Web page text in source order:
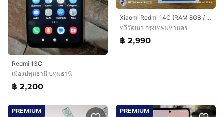
Redmi 13C
เมืองปทุมธานี ปทุมธานี
฿ 2,200
Xiaomi Redmi 14C (RAM 8GB / ROM 256GB)
ทวีวัฒนา กรุงเทพมหานคร
฿ 2,990
PREMIUM PREMIUM